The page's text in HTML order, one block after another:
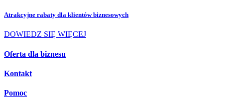
Atrakcyjne rabaty dla klientów biznesowych
DOWIEDZ SIĘ WIĘCEJ
Oferta dla biznesu
Kontakt
Pomoc